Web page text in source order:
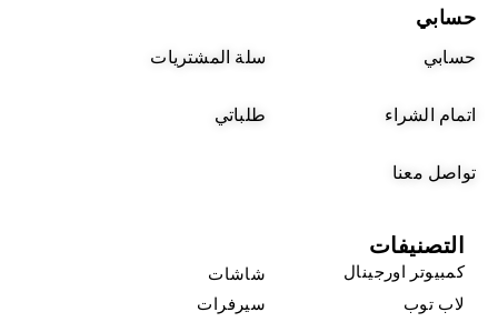
حسابي
حسابي سلة المشتريات
اتمام الشراء طلباتي
تواصل معنا
التصنيفات
كمبيوتر اورجينال
شاشات
لاب توب
سيرفرات